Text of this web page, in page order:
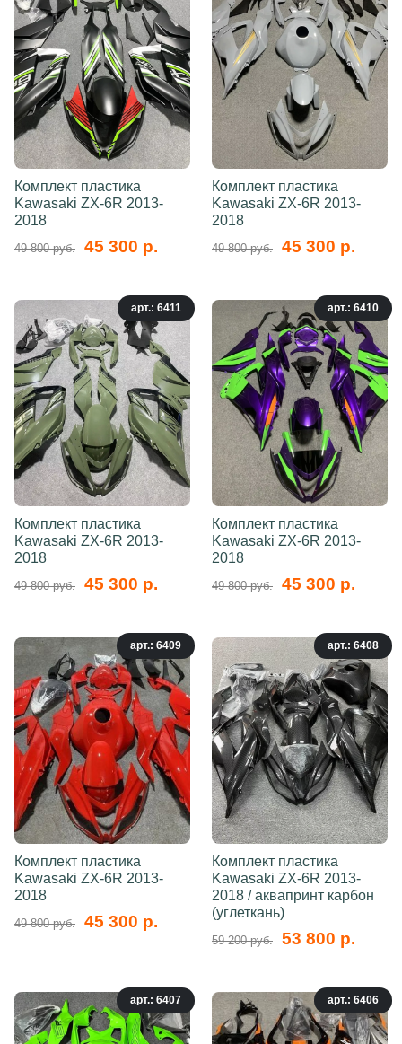
Комплект пластика
Kawasaki ZX-6R 2013-
2018
49 800 руб. 45 300 р.
Комплект пластика
Kawasaki ZX-6R 2013-
2018
49 800 руб. 45 300 р.
арт.: 6411
Комплект пластика
Kawasaki ZX-6R 2013-
2018
49 800 руб. 45 300 р.
арт.: 6410
Комплект пластика
Kawasaki ZX-6R 2013-
2018
49 800 руб. 45 300 р.
арт.: 6409
Комплект пластика
Kawasaki ZX-6R 2013-
2018
49 800 руб. 45 300 р.
арт.: 6408
Комплект пластика
Kawasaki ZX-6R 2013-
2018 / аквапринт карбон
(углеткань)
59 200 руб. 53 800 р.
арт.: 6407 арт.: 6406